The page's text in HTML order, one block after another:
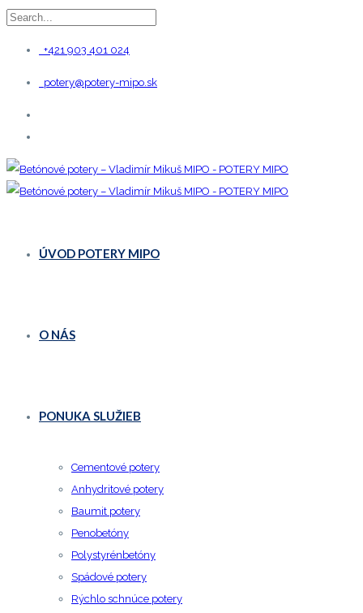
+421 903 401 024
potery@potery-mipo.sk
ÚVOD POTERY MIPO
O NÁS
PONUKA SLUŽIEB
Cementové potery
Anhydritové potery
Baumit potery
Penobetóny
Polystyrénbetóny
Spádové potery
Rýchlo schnúce potery